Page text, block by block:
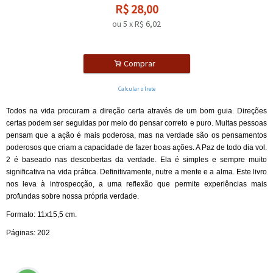
R$ 28,00
ou 5 xR$ 6,02
. Comprar
Calcular o frete
Todos na vida procuram a direção certa através de um bom guia. Direções
certas podem ser seguidas por meio do pensar correto e puro. Muitas pessoas
pensam que a ação é mais poderosa, mas na verdade são os pensamentos
poderosos que criam a capacidade de fazer boas ações. A Paz de todo dia vol.
2 é baseado nas descobertas da verdade. Ela é simples e sempre muito
significativa na vida prática. Definitivamente, nutre a mente e a alma. Este livro
nos leva à introspecção, a uma reflexão que permite experiências mais
profundas sobre nossa própria verdade.
Formato: 11x15,5 cm.
Páginas: 202